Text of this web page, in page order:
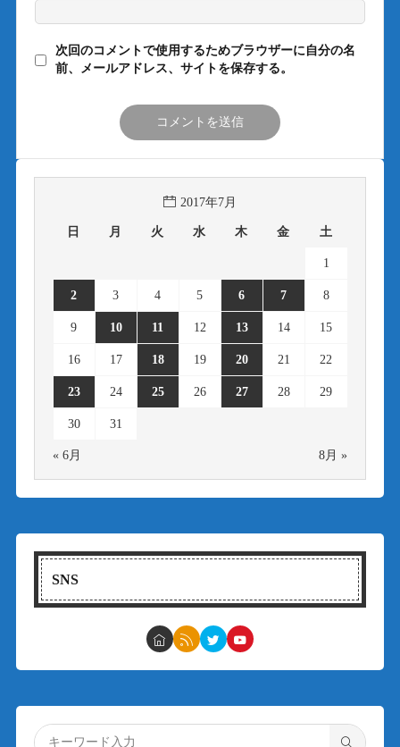
次回のコメントで使用するためブラウザーに自分の名
前、メールアドレス、サイトを保存する。
2017年7月
日 月 火 水 木 金 土
1
2 3 4 5 6 7 8
9 10 11 12 13 14 15
16 17 18 19 20 21 22
23 24 25 26 27 28 29
30 31
« 6月 8月 »
SNS